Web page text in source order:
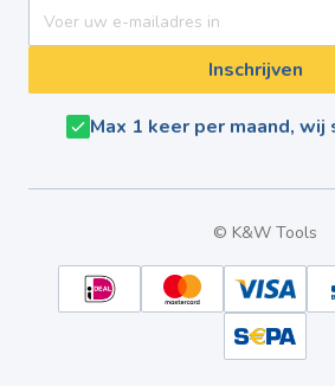
Inschrijven
Max 1 keer per maand, wij
© K&W Tools